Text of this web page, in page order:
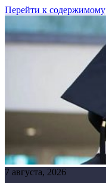
Перейти к содержимому
7 августа, 2026